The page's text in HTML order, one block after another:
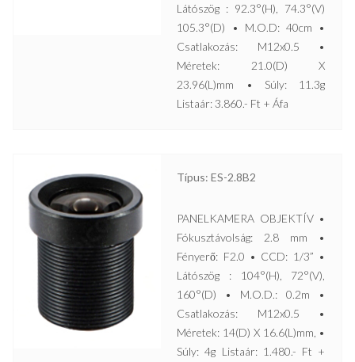
Látószög : 92.3°(H), 74.3°(V)
105.3°(D) • M.O.D: 40cm •
Csatlakozás: M12x0.5 •
Méretek: 21.0(D) X
23.96(L)mm • Súly: 11.3g
Listaár: 3.860.- Ft + Áfa
Típus: ES-2.8B2
PANELKAMERA OBJEKTÍV •
Fókusztávolság: 2.8 mm •
Fényerő: F2.0 • CCD: 1/3” •
Látószög : 104°(H), 72°(V),
160°(D) • M.O.D.: 0.2m •
Csatlakozás: M12x0.5 •
Méretek: 14(D) X 16.6(L)mm, •
Súly: 4g Listaár: 1.480.- Ft +